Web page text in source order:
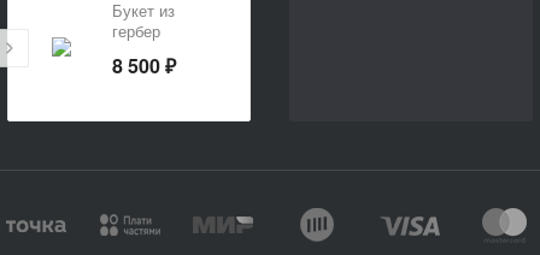
Букет из
гербер
счастья»
8 500 ₽